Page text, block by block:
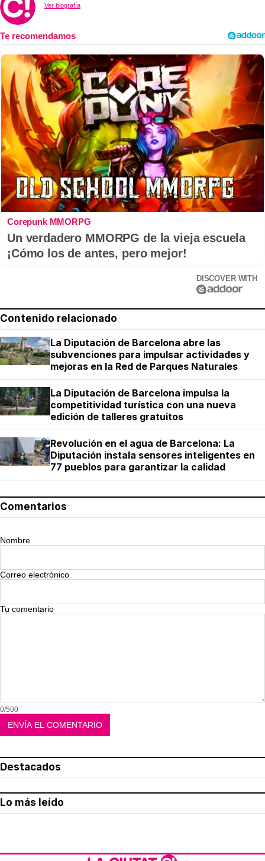
Ver biografía
Corepunk MMORPG
Un verdadero MMORPG de la vieja escuela
¡Cómo los de antes, pero mejor!
DISCOVER WITH
Contenido relacionado
La Diputación de Barcelona abre las
subvenciones para impulsar actividades y
mejoras en la Red de Parques Naturales
La Diputación de Barcelona impulsa la
competitividad turística con una nueva
edición de talleres gratuitos
Revolución en el agua de Barcelona: La
Diputación instala sensores inteligentes en
77 pueblos para garantizar la calidad
Comentarios
Nombre
Correo electrónico
Tu comentario
0/500
Destacados
Lo más leído